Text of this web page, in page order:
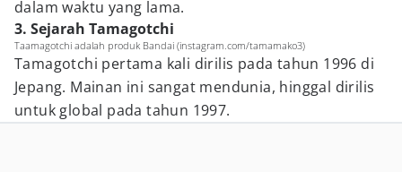
dalam waktu yang lama.
3. Sejarah Tamagotchi
Taamagotchi adalah produk Bandai (instagram.com/tamamako3)
Tamagotchi pertama kali dirilis pada tahun 1996 di
Jepang. Mainan ini sangat mendunia, hinggal dirilis
untuk global pada tahun 1997.